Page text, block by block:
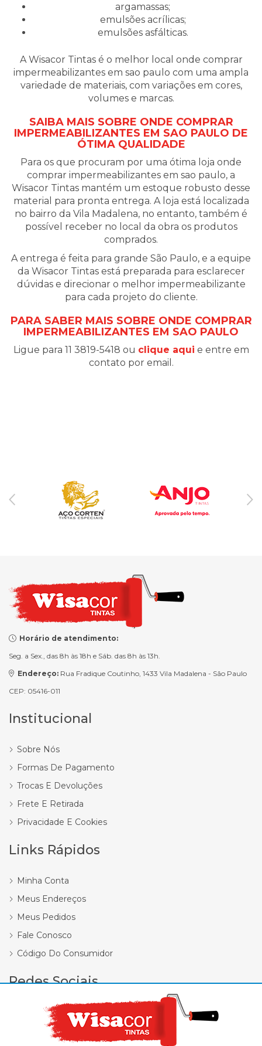
argamassas;
emulsões acrílicas;
emulsões asfálticas.
A Wisacor Tintas é o melhor local onde comprar
impermeabilizantes em sao paulo com uma ampla
variedade de materiais, com variações em cores,
volumes e marcas.
SAIBA MAIS SOBRE ONDE COMPRAR
IMPERMEABILIZANTES EM SAO PAULO DE
ÓTIMA QUALIDADE
Para os que procuram por uma ótima loja onde
comprar impermeabilizantes em sao paulo, a
Wisacor Tintas mantém um estoque robusto desse
material para pronta entrega. A loja está localizada
no bairro da Vila Madalena, no entanto, também é
possível receber no local da obra os produtos
comprados.
A entrega é feita para grande São Paulo, e a equipe
da Wisacor Tintas está preparada para esclarecer
dúvidas e direcionar o melhor impermeabilizante
para cada projeto do cliente.
PARA SABER MAIS SOBRE ONDE COMPRAR
IMPERMEABILIZANTES EM SAO PAULO
Ligue para 11 3819-5418 ou clique aqui e entre em
contato por email.
Horário de atendimento:
Seg. a Sex., das 8h às 18h e Sáb. das 8h às 13h.
Endereço: Rua Fradique Coutinho, 1433 Vila Madalena - São Paulo
CEP: 05416-011
Institucional
Sobre Nós
Formas De Pagamento
Trocas E Devoluções
Frete E Retirada
Privacidade E Cookies
Links Rápidos
Minha Conta
Meus Endereços
Meus Pedidos
Fale Conosco
Código Do Consumidor
Redes Sociais